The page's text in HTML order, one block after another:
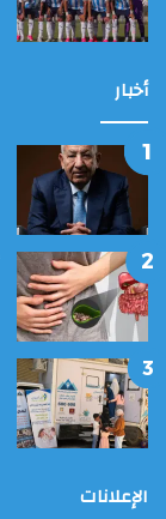
أخبار
الإعلانات